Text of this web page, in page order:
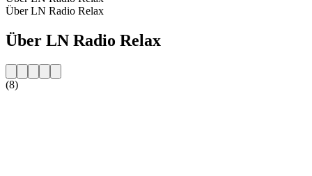
Über LN Radio Relax
Über LN Radio Relax
(8)